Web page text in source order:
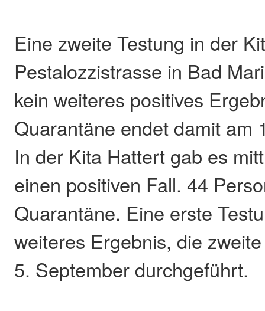
Eine zweite Testung in der
Pestalozzistrasse in Bad
kein weiteres positives
Quarantäne endet damit am
In der Kita Hattert gab es
einen positiven Fall. 44
Quarantäne. Eine erste
weiteres Ergebnis, die
5. September durchgeführt.